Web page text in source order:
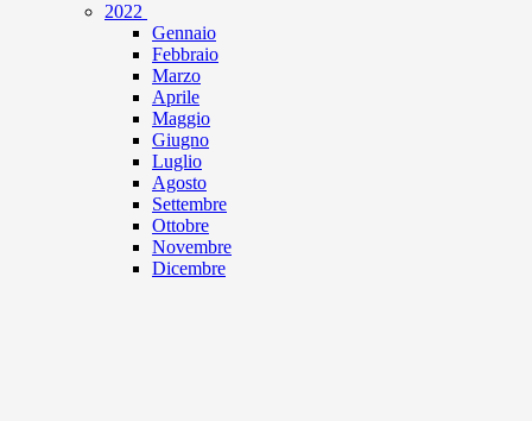
2022
Gennaio
Febbraio
Marzo
Aprile
Maggio
Giugno
Luglio
Agosto
Settembre
Ottobre
Novembre
Dicembre